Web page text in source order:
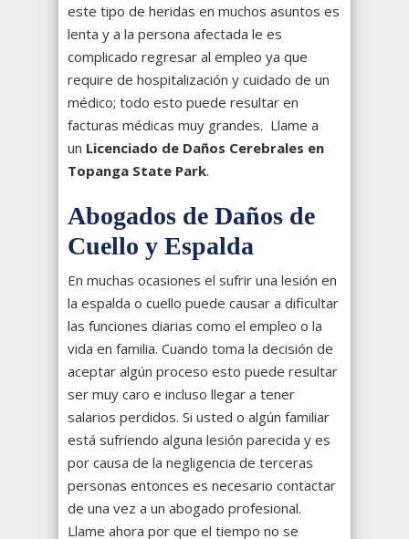
este tipo de heridas en muchos asuntos es
lenta y a la persona afectada le es
complicado regresar al empleo ya que
require de hospitalización y cuidado de un
médico; todo esto puede resultar en
facturas médicas muy grandes. Llame a
un Licenciado de Daños Cerebrales en
Topanga State Park.
Abogados de Daños de
Cuello y Espalda
En muchas ocasiones el sufrir una lesión en
la espalda o cuello puede causar a dificultar
las funciones diarias como el empleo o la
vida en familia. Cuando toma la decisión de
aceptar algún proceso esto puede resultar
ser muy caro e incluso llegar a tener
salarios perdidos. Si usted o algún familiar
está sufriendo alguna lesión parecida y es
por causa de la negligencia de terceras
personas entonces es necesario contactar
de una vez a un abogado profesional.
Llame ahora por que el tiempo no se